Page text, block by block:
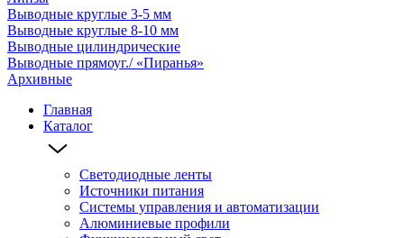
Выводные круглые 3-5 мм
Выводные круглые 8-10 мм
Выводные цилиндрические
Выводные прямоуг./ «Пиранья»
Архивные
Главная
Каталог
Светодиодные ленты
Источники питания
Системы управления и автоматизации
Алюминиевые профили